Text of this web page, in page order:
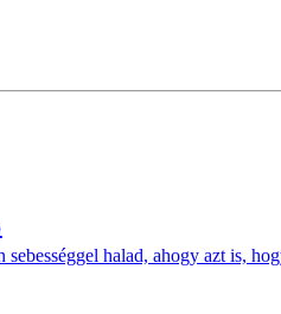
halad, ahogy azt is,